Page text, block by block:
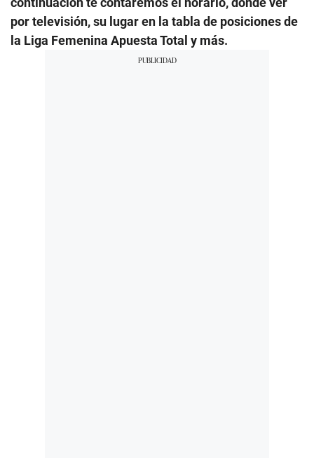
por televisión, su lugar en la tabla de posiciones de
la Liga Femenina Apuesta Total y más.